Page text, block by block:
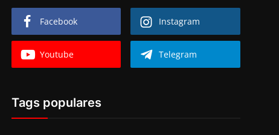
Facebook Instagram
Youtube Telegram
Tags populares